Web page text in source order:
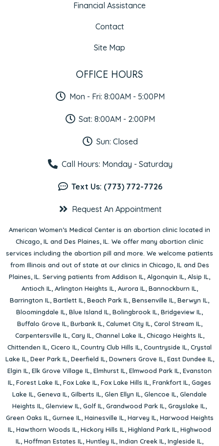
Financial Assistance
Contact
Site Map
OFFICE HOURS
Mon - Fri: 8:00AM - 5:00PM
Sat: 8:00AM - 2:00PM
Sun: Closed
Call Hours: Monday - Saturday
Text Us: (773) 772-7726
Request An Appointment
American Women’s Medical Center is an abortion clinic located in
Chicago, IL and Des Plaines, IL. We offer many abortion clinic
services including the abortion pill and more. We welcome patients
from Illinois and out of state at our clinics in Chicago, IL and Des
Plaines, IL. Serving patients from Addison IL, Algonquin IL, Alsip IL,
Antioch IL, Arlington Heights IL, Aurora IL, Bannockburn IL,
Barrington IL, Bartlett IL, Beach Park IL, Bensenville IL, Berwyn IL,
Bloomingdale IL, Blue Island IL, Bolingbrook IL, Bridgeview IL,
Buffalo Grove IL, Burbank IL, Calumet City IL, Carol Stream IL,
Carpentersville IL, Cary IL, Channel Lake IL, Chicago Heights IL,
Chittenden IL, Cicero IL, Country Club Hills IL, Countryside IL, Crystal
Lake IL, Deer Park IL, Deerfield IL, Downers Grove IL, East Dundee IL,
Elgin IL, Elk Grove Village IL, Elmhurst IL, Elmwood Park IL, Evanston
IL, Forest Lake IL, Fox Lake IL, Fox Lake Hills IL, Frankfort IL, Gages
Lake IL, Geneva IL, Gilberts IL, Glen Ellyn IL, Glencoe IL, Glendale
Heights IL, Glenview IL, Golf IL, Grandwood Park IL, Grayslake IL,
Green Oaks IL, Gurnee IL, Hainesville IL, Harvey IL, Harwood Heights
IL, Hawthorn Woods IL, Hickory Hills IL, Highland Park IL, Highwood
IL, Hoffman Estates IL, Huntley IL, Indian Creek IL, Ingleside IL,